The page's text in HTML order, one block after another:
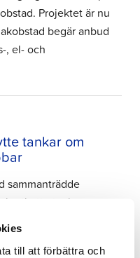
till att förbättra och
Projektet är nu
begär anbud
, el- och
tankar om
sammanträdde
utbytte tankar om
för
nästan 50